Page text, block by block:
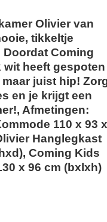
Olivier van
tikkeltje
Doordat Coming
wit heeft gespoten
juist hip!
en je krijgt een
Afmetingen:
110 x 93 x
Hanglegkast
Coming Kids
x 96 cm (bxlxh)